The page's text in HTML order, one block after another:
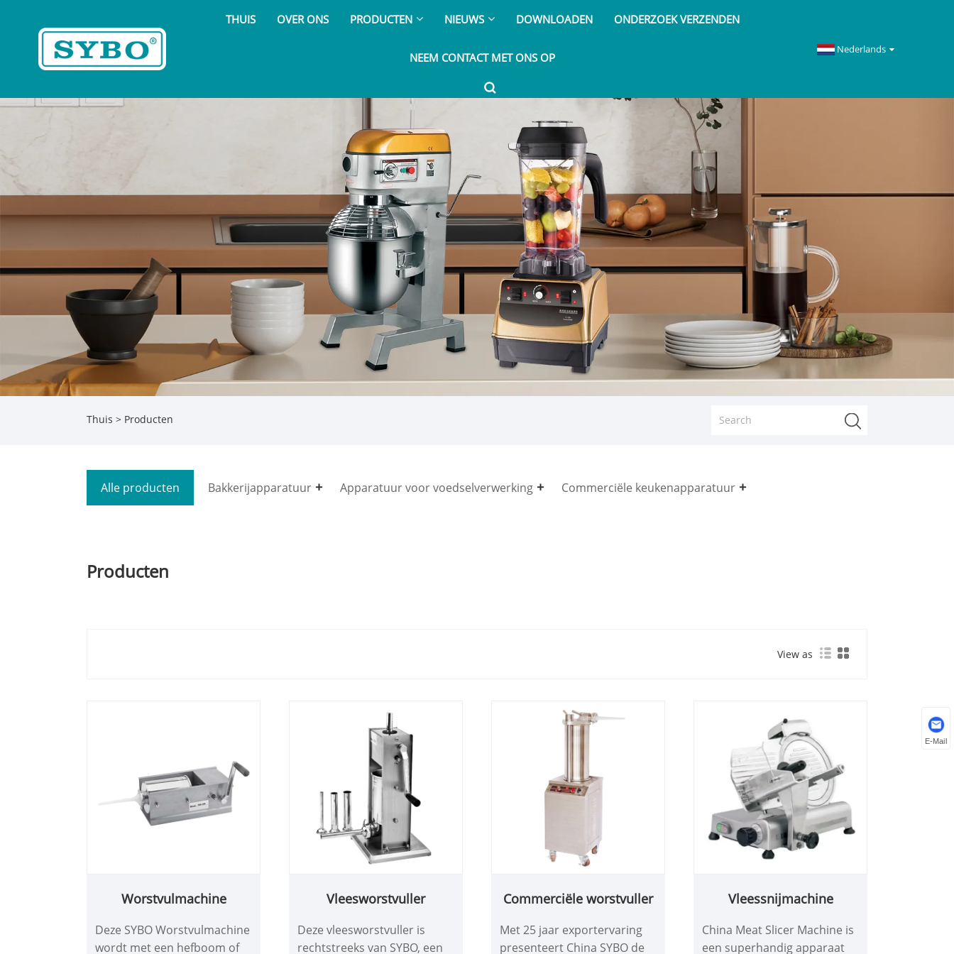
THUIS OVER ONS PRODUCTEN NIEUWS DOWNLOADEN ONDERZOEK VERZENDEN
NEEM CONTACT MET ONS OP
Nederlands
Thuis > Producten
Alle producten Bakkerijapparatuur Apparatuur voor voedselverwerking Commerciële keukenapparatuur
Producten
View as
Worstvulmachine
Deze SYBO Worstvulmachine
wordt met een hefboom of
Vleesworstvuller
Deze vleesworstvuller is
rechtstreeks van SYBO, een
Commerciële worstvuller
Met 25 jaar exportervaring
presenteert China SYBO de
Vleessnijmachine
China Meat Slicer Machine is
een superhandig apparaat
E-Mail